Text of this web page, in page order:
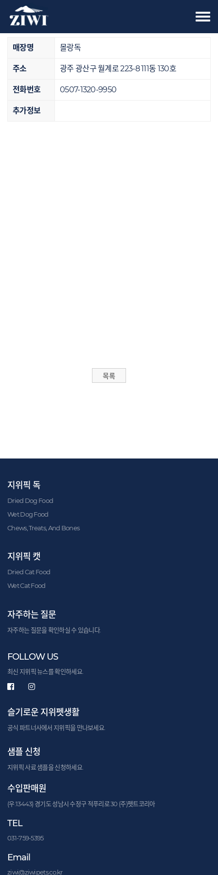
오프라인 매장
매장명 몰랑독
주소 광주 광산구 월계로 223-8 111동 130호
전화번호 0507-1320-9950
추가정보
지위픽 독
Dried Dog Food
Wet Dog Food
Chews, Treats, And Bones
지위픽 캣
Dried Cat Food
Wet Cat Food
자주하는 질문
자주하는 질문을 확인하실 수 있습니다.
FOLLOW US
최신 지위픽 뉴스를 확인하세요.
슬기로운 지위펫생활
공식 파트너사에서 지위픽을 만나보세요.
샘플 신청
지위픽 사료 샘플을 신청하세요.
수입판매원
(우:13443) 경기도 성남시 수정구 적푸리로 30 (주)펫트코리아
TEL
031-759-5395
Email
ziwi@ziwipets.co.kr